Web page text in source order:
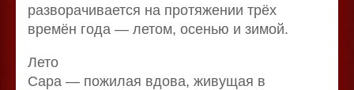
разворачивается на протяжении трёх
времён года — летом, осенью и зимой.
Лето
Сара — пожилая вдова, живущая в